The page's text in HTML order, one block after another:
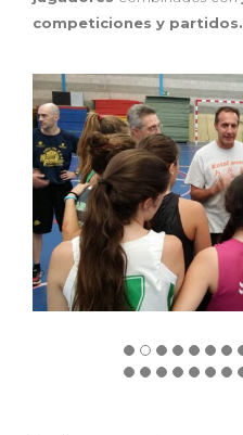
competiciones y partidos.